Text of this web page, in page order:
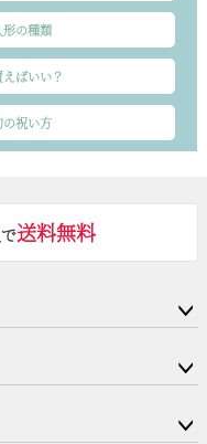
の種類
ばいい？
祝い方
送料無料